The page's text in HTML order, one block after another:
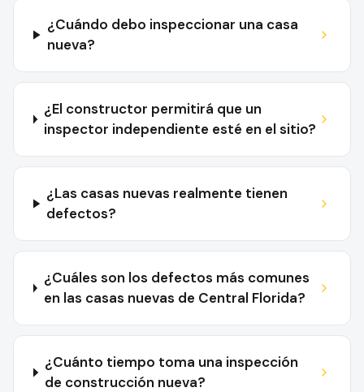
¿Cuándo debo inspeccionar una casa
nueva?
¿El constructor permitirá que un
inspector independiente esté en el sitio?
¿Las casas nuevas realmente tienen
defectos?
¿Cuáles son los defectos más comunes
en las casas nuevas de Central Florida?
¿Cuánto tiempo toma una inspección
de construcción nueva?